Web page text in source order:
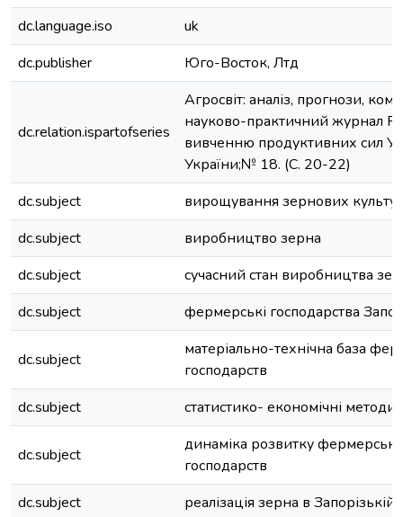
dc.language.iso
uk
dc.publisher
Юго-Восток, Лтд
dc.relation.ispartofseries
Агросвіт: аналіз, прогнози,
науково-практичний журнал
вивченню продуктивних сил
України;№ 18. (С. 20-22)
dc.subject
вирощування зернових
dc.subject
виробництво зерна
dc.subject
сучасний стан виробництва
dc.subject
фермерські господарства
dc.subject
матеріально-технічна база
господарств
dc.subject
статистико- економічні
dc.subject
динаміка розвитку
господарств
dc.subject
реалізація зерна в Запорізькій